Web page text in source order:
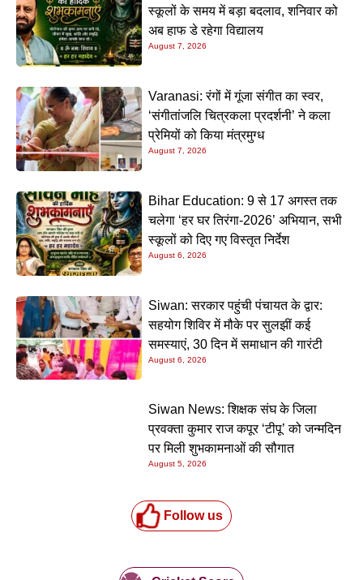
स्कूलों के समय में बड़ा बदलाव, शनिवार को
अब हाफ डे रहेगा विद्यालय
August 7, 2026
Varanasi: रंगों में गूंजा संगीत का स्वर,
‘संगीतांजलि चित्रकला प्रदर्शनी’ ने कला
प्रेमियों को किया मंत्रमुग्ध
August 7, 2026
Bihar Education: 9 से 17 अगस्त तक
चलेगा ‘हर घर तिरंगा-2026’ अभियान, सभी
स्कूलों को दिए गए विस्तृत निर्देश
August 6, 2026
Siwan: सरकार पहुंची पंचायत के द्वार:
सहयोग शिविर में मौके पर सुलझीं कई
समस्याएं, 30 दिन में समाधान की गारंटी
August 6, 2026
Siwan News: शिक्षक संघ के जिला
प्रवक्ता कुमार राज कपूर ‘टीपू’ को जन्मदिन
पर मिली शुभकामनाओं की सौगात
August 5, 2026
Follow us